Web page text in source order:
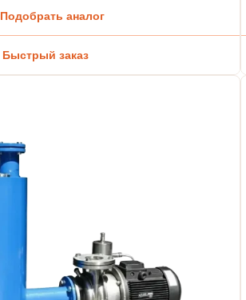
Подобрать аналог
Быстрый заказ